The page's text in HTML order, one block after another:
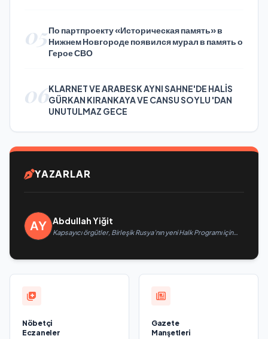
05По партпроекту «Историческая память» в
Нижнем Новгороде появился мурал в память о
Герое СВО
06KLARNET VE ARABESK AYNI SAHNE'DE HALİS
GÜRKAN KIRANKAYA VE CANSU SOYLU 'DAN
UNUTULMAZ GECE
YAZARLAR
Abdullah Yiğit
Kapsayıcı örgütler, Birleşik Rusya’nın yeni Halk Programı için
Nöbetçi
Eczaneler
Gazete
Manşetleri